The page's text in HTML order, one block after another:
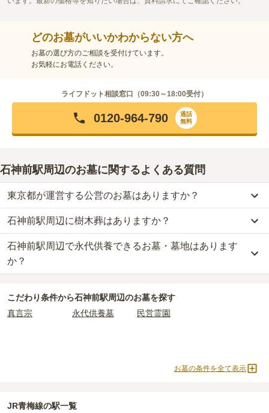
どのお墓がいいかわからない方へ
お墓の選び方のご相談を受付けています。
お気軽にお電話ください。
ライフドット相談窓口（09:30～18:00受付）
0120-964-790
通話
無料
石神前駅周辺のお墓に関するよくある質問
東京都が運営する公営のお墓はありますか？
石神前駅周辺には、公営の霊園の掲載がありません。
一方で、東京都内には、県または市区町村が運営する公営の霊園が
16件あります。
公営霊園は民営の霊園と異なり、契約にあたって応募資格が設けら
主な条件として、遺骨がすでにある、該当の市区町村に一定年数以
上住んでいるなどが挙げられます。
石神前駅周辺に樹木葬はありますか？
石神前駅周辺には、樹木葬の掲載がありません。
自然葬をお考えの場合は、海洋散骨もご検討ください。
石神前駅周辺で永代供養できるお墓・墓地はあります
か？
詳しくは、石神前駅周辺の永代供養の一覧をご覧ください。
こだわり条件から石神前駅周辺のお墓を探す
真言宗
永代供養墓 民営霊園
お墓の条件を全て表示
JR青梅線の駅一覧